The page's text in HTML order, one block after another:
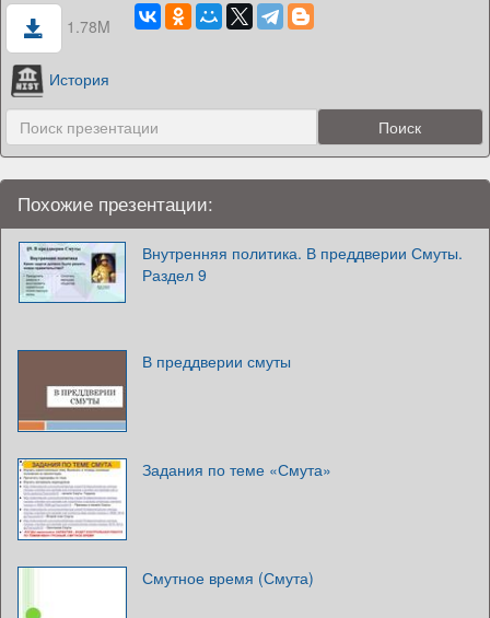
1.78M
История
Похожие презентации:
Внутренняя политика. В преддверии Смуты.
Раздел 9
В преддверии смуты
Задания по теме «Смута»
Смутное время (Смута)